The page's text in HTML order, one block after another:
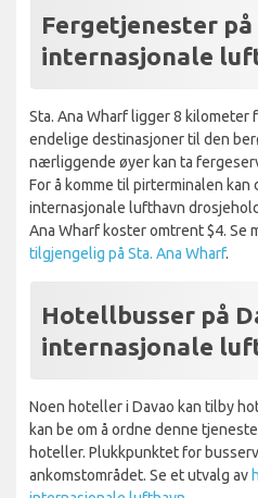
Fergetjenester på
internasjonale
Sta. Ana Wharf ligger 8 kilometer
endelige destinasjoner til den
nærliggende øyer kan ta
For å komme til pirterminalen kan
internasjonale lufthavn
Ana Wharf koster omtrent $4. Se
tilgjengelig på Sta. Ana Wharf.
Hotellbusser på
internasjonale
Noen hoteller i Davao kan tilby
kan be om å ordne denne
hoteller. Plukkpunktet for
ankomstområdet. Se et utvalg av